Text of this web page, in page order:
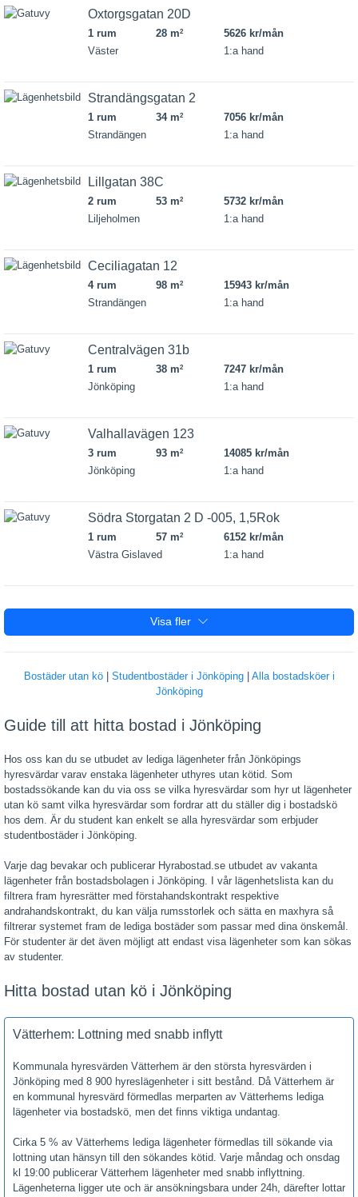
Oxtorgsgatan 20D
1 rum 28 m2
5626 kr/mån
Väster
1:a hand
Strandängsgatan 2
1 rum 34 m2
7056 kr/mån
Strandängen
1:a hand
Lillgatan 38C
2 rum 53 m2
5732 kr/mån
Liljeholmen
1:a hand
Ceciliagatan 12
4 rum 98 m2
15943 kr/mån
Strandängen
1:a hand
Centralvägen 31b
1 rum 38 m2
7247 kr/mån
Jönköping
1:a hand
Valhallavägen 123
3 rum 93 m2
14085 kr/mån
Jönköping
1:a hand
Södra Storgatan 2 D -005, 1,5Rok
1 rum 57 m2
6152 kr/mån
Västra Gislaved
1:a hand
Visa fler
Bostäder utan kö| Studentbostäder i Jönköping| Alla bostadsköer i
Jönköping
Guide till att hitta bostad i Jönköping
Hos oss kan du se utbudet av lediga lägenheter från Jönköpings
hyresvärdar varav enstaka lägenheter uthyres utan kötid. Som
bostadssökande kan du via oss se vilka hyresvärdar som hyr ut lägenheter
utan kö samt vilka hyresvärdar som fordrar att du ställer dig i bostadskö
hos dem. Är du student kan enkelt se alla hyresvärdar som erbjuder
studentbostäder i Jönköping.
Varje dag bevakar och publicerar Hyrabostad.se utbudet av vakanta
lägenheter från bostadsbolagen i Jönköping. I vår lägenhetslista kan du
filtrera fram hyresrätter med förstahandskontrakt respektive
andrahandskontrakt, du kan välja rumsstorlek och sätta en maxhyra så
filtrerar systemet fram de lediga bostäder som passar med dina önskemål.
För studenter är det även möjligt att endast visa lägenheter som kan sökas
av studenter.
Hitta bostad utan kö i Jönköping
Vätterhem: Lottning med snabb inflytt
Kommunala hyresvärden Vätterhem är den största hyresvärden i
Jönköping med 8 900 hyreslägenheter i sitt bestånd. Då Vätterhem är
en kommunal hyresvärd förmedlas merparten av Vätterhems lediga
lägenheter via bostadskö, men det finns viktiga undantag.
Cirka 5 % av Vätterhems lediga lägenheter förmedlas till sökande via
lottning utan hänsyn till den sökandes kötid. Varje måndag och onsdag
kl 19:00 publicerar Vätterhem lägenheter med snabb inflyttning.
Lägenheterna ligger ute och är ansökningsbara under 24h, därefter lottar